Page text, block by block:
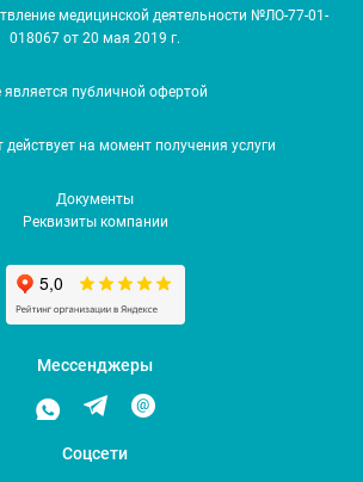
медицинской деятельности №ЛО-77-01-
018067 от 20 мая 2019 г.
является публичной офертой
действует на момент получения услуги
Документы
Реквизиты компании
Мессенджеры
Соцсети